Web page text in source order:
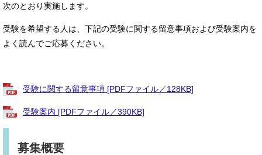
次のとおり実施します。
受験を希望する人は、下記の受験に関する留意事項および受験案内を
よく読んでご応募ください。
受験に関する留意事項 [PDFファイル／128KB]
受験案内 [PDFファイル／390KB]
募集概要